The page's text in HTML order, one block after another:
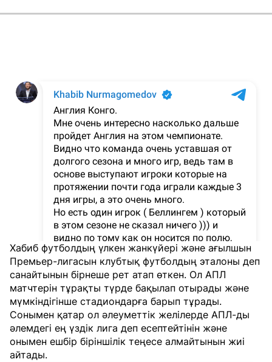
Хабиб футболдың үлкен жанкүйері және ағылшын
Премьер-лигасын клубтық футболдың эталоны деп
санайтынын бірнеше рет атап өткен. Ол АПЛ
матчтерін тұрақты түрде бақылап отырады және
мүмкіндігінше стадиондарға барып тұрады.
Сонымен қатар ол әлеуметтік желілерде АПЛ-ды
әлемдегі ең үздік лига деп есептейтінін және
онымен ешбір біріншілік теңесе алмайтынын жиі
айтады.